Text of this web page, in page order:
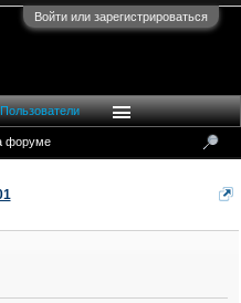
Войти или зарегистрироваться
Пользователи
форуме